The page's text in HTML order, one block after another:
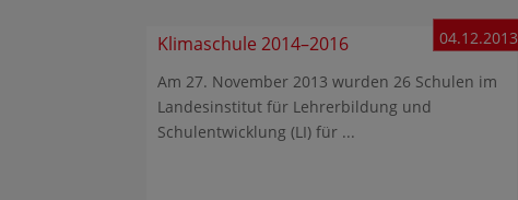
Klimaschule 2014–2016 04.12.2013
Am 27. November 2013 wurden 26 Schulen im
Landesinstitut für Lehrerbildung und
Schulentwicklung (LI) für ...